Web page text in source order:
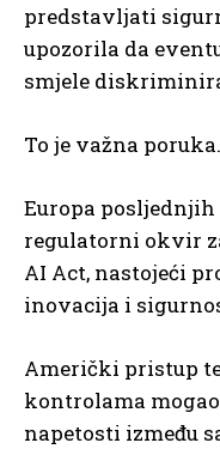
predstavljati
upozorila da
smjele
To je važna poruka.
Europa
regulatorni okvir
AI Act, nastojeći
inovacija i
Američki pristup
kontrolama
napetosti između